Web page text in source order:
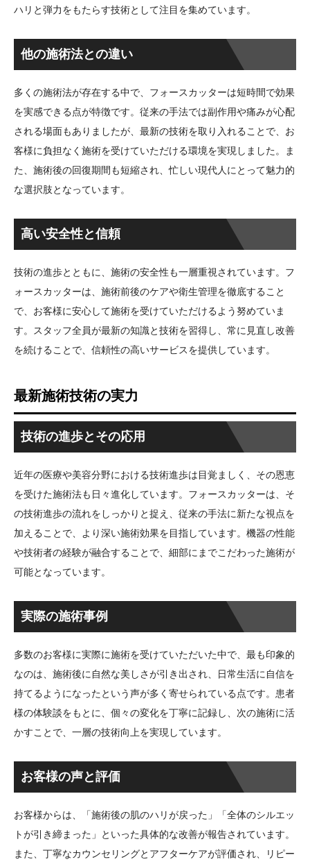
ハリと弾力をもたらす技術として注目を集めています。
他の施術法との違い
多くの施術法が存在する中で、フォースカッターは短時間で効果
を実感できる点が特徴です。従来の手法では副作用や痛みが心配
される場面もありましたが、最新の技術を取り入れることで、お
客様に負担なく施術を受けていただける環境を実現しました。ま
た、施術後の回復期間も短縮され、忙しい現代人にとって魅力的
な選択肢となっています。
高い安全性と信頼
技術の進歩とともに、施術の安全性も一層重視されています。フ
ォースカッターは、施術前後のケアや衛生管理を徹底すること
で、お客様に安心して施術を受けていただけるよう努めていま
す。スタッフ全員が最新の知識と技術を習得し、常に見直し改善
を続けることで、信頼性の高いサービスを提供しています。
最新施術技術の実力
技術の進歩とその応用
近年の医療や美容分野における技術進歩は目覚ましく、その恩恵
を受けた施術法も日々進化しています。フォースカッターは、そ
の技術進歩の流れをしっかりと捉え、従来の手法に新たな視点を
加えることで、より深い施術効果を目指しています。機器の性能
や技術者の経験が融合することで、細部にまでこだわった施術が
可能となっています。
実際の施術事例
多数のお客様に実際に施術を受けていただいた中で、最も印象的
なのは、施術後に自然な美しさが引き出され、日常生活に自信を
持てるようになったという声が多く寄せられている点です。患者
様の体験談をもとに、個々の変化を丁寧に記録し、次の施術に活
かすことで、一層の技術向上を実現しています。
お客様の声と評価
お客様からは、「施術後の肌のハリが戻った」「全体のシルエッ
トが引き締まった」といった具体的な改善が報告されています。
また、丁寧なカウンセリングとアフターケアが評価され、リピー